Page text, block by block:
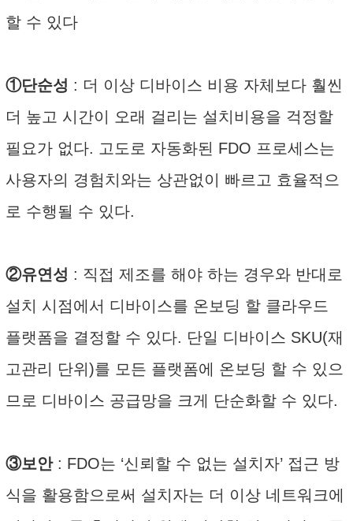
할 수 있다
①단순성 : 더 이상 디바이스 비용 자체보다 훨씬
더 높고 시간이 오래 걸리는 설치비용을 걱정할
필요가 없다. 고도로 자동화된 FDO 프로세스는
사용자의 경험치와는 상관없이 빠르고 효율적으
로 수행될 수 있다.
②유연성 : 직접 제조를 해야 하는 경우와 반대로
설치 시점에서 디바이스를 온보딩 할 클라우드
플랫폼을 결정할 수 있다. 단일 디바이스 SKU(재
고관리 단위)를 모든 플랫폼에 온보딩 할 수 있으
므로 디바이스 공급망을 크게 단순화할 수 있다.
③보안: FDO는 ‘신뢰할 수 없는 설치자’ 접근 방
식을 활용함으로써 설치자는 더 이상 네트워크에